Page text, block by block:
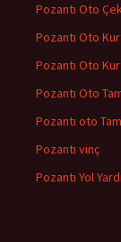
Pozantı Oto
Pozantı Oto
Pozantı Oto
Pozantı Oto
Pozantı oto
Pozantı vinç
Pozantı Yol